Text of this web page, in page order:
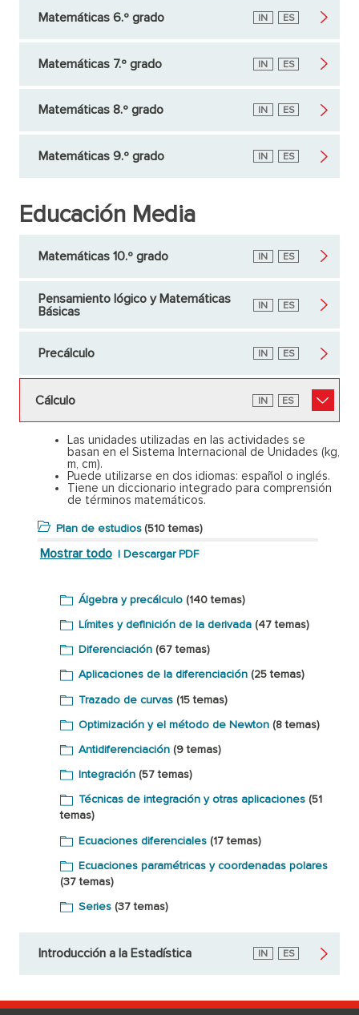
Matemáticas 6.º grado Inglés
IN Español
ES
Matemáticas 7.º grado Inglés
IN Español
ES
Matemáticas 8.º grado Inglés
IN Español
ES
Matemáticas 9.º grado Inglés
IN Español
ES
Educación Media
Matemáticas 10.º grado Inglés
IN Español
ES
Pensamiento lógico y Matemáticas
Básicas
Inglés
IN Español
ES
Precálculo Inglés
IN Español
ES
Cálculo Inglés
IN Español
ES
Las unidades utilizadas en las actividades se
basan en el Sistema Internacional de Unidades (kg,
m, cm).
Puede utilizarse en dos idiomas: español o inglés.
Tiene un diccionario integrado para comprensión
de términos matemáticos.
Plan de estudios (510 temas)
Mostrar todo | Descargar PDF
Álgebra y precálculo (140 temas)
Límites y definición de la derivada (47 temas)
Diferenciación (67 temas)
Aplicaciones de la diferenciación (25 temas)
Trazado de curvas (15 temas)
Optimización y el método de Newton (8 temas)
Antidiferenciación (9 temas)
Integración (57 temas)
Técnicas de integración y otras aplicaciones (51
temas)
Ecuaciones diferenciales (17 temas)
Ecuaciones paramétricas y coordenadas polares
(37 temas)
Series (37 temas)
Introducción a la Estadística Inglés
IN Español
ES